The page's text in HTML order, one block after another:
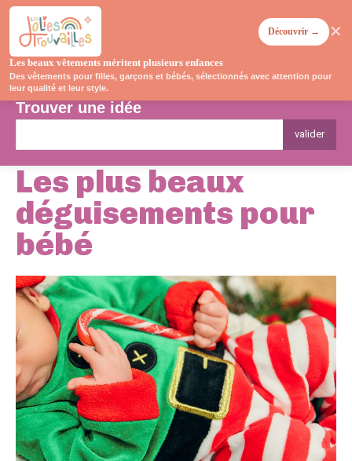
Trouver une idée
valider
Les plus beaux
déguisements pour
bébé
Les beaux vêtements méritent plusieurs enfances
Des vêtements pour filles, garçons et bébés, sélectionnés avec attention pour
leur qualité et leur style.
Découvrir → ✕